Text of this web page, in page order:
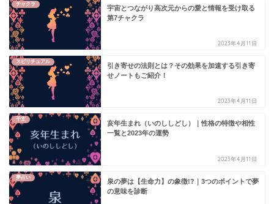
チャクラ
宇宙とつながり高次元からの愛と情報を受け取る
第7チャクラ
2023年4月11日
スピリチュアル
引き寄せの法則とは？その効果を加速する引き寄
せノートもご紹介！
2023年4月11日
干支
亥年生まれ（いのししどし）｜性格の特徴や相性
一覧と2023年の運勢
2023年4月11日
夢占い
泉の夢は【生命力】の象徴!?｜3つのポイントで夢
の意味を診断